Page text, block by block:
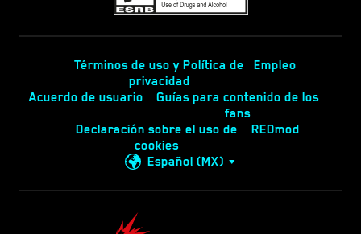
Términos de uso y Política de
privacidad
Empleo
Acuerdo de usuario
Guías para contenido de los
fans
Declaración sobre el uso de
cookies
REDmod
Español (MX)